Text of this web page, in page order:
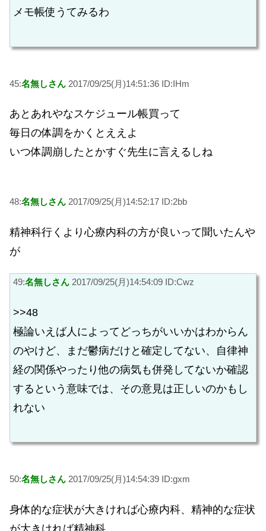
メモ帳使うてみるわ
45:名無しさん 2017/09/25(月)14:51:36 ID:IHm
あとあれやなスケジュール帳買って
毎日の体調をかくとええよ
いつ体調崩したとかすぐ先生に言えるしね
48:名無しさん 2017/09/25(月)14:52:17 ID:2bb
精神科行くより心療内科の方が良いって聞いたんや
が
49:名無しさん 2017/09/25(月)14:54:09 ID:Cwz
>>48
極論いえば人によってどっちがいいかはわからん
のやけど、まだ鬱病だけと確定してない、自律神
経の関係やったり他の病気も併発してないか確認
するという意味では、その意見は正しいのかもし
れない
50:名無しさん 2017/09/25(月)14:54:39 ID:gxm
身体的な症状が大きければ心療内科、精神的な症状
が大きければ精神科